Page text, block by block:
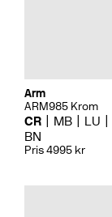
Arm
ARM985 Krom
CR MB LU
BN
Pris 4995 kr